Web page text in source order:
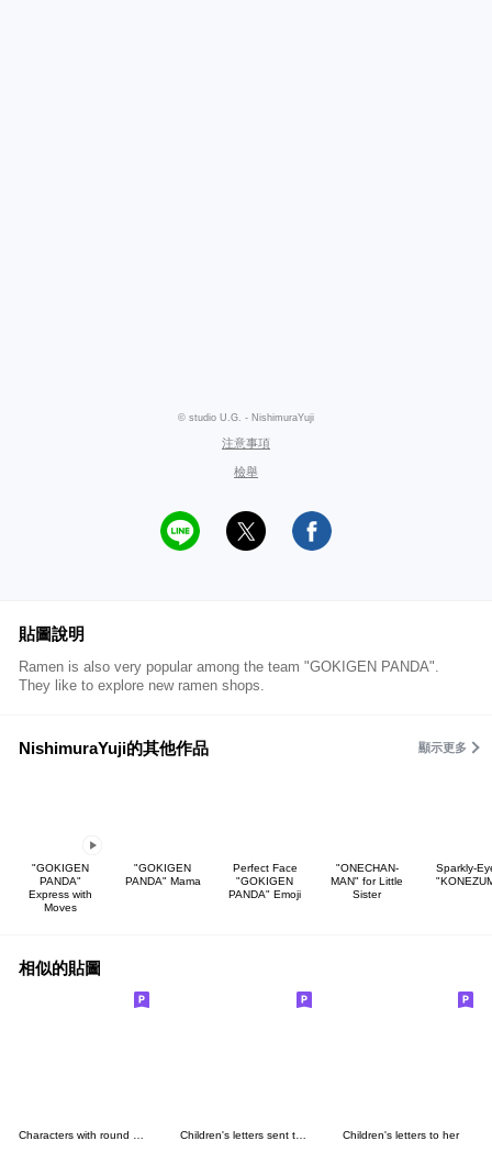
© studio U.G. - NishimuraYuji
注意事項
檢舉
貼圖說明
Ramen is also very popular among the team "GOKIGEN PANDA".
They like to explore new ramen shops.
NishimuraYuji的其他作品 顯示更多
"GOKIGEN
PANDA"
Express with
Moves
"GOKIGEN
PANDA" Mama
Perfect Face
"GOKIGEN
PANDA" Emoji
"ONECHAN-
MAN" for Little
Sister
Sparkly-
相似的貼圖
Characters with round eyes who say puns Children's letters sent to boyfriends Children's letters to her